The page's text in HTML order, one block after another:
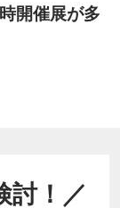
開催展が多
討！／